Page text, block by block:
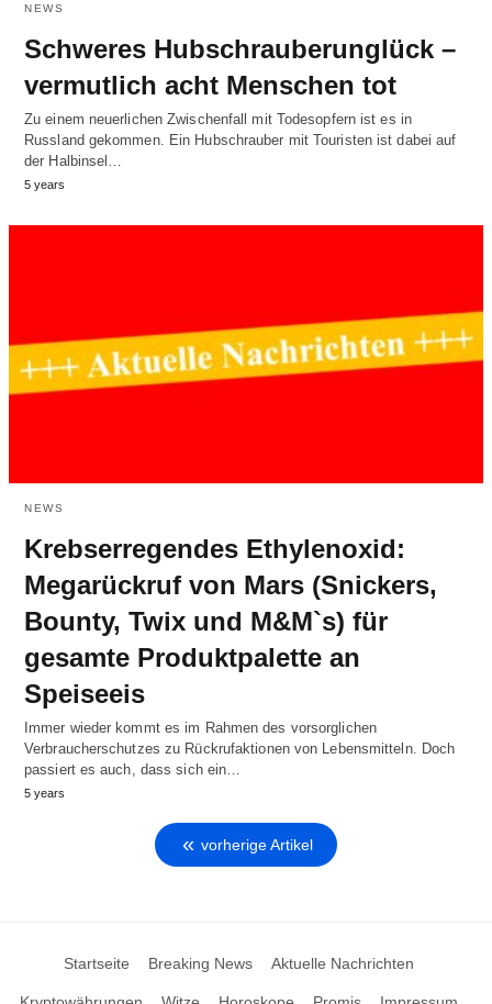
NEWS
Schweres Hubschrauberunglück –
vermutlich acht Menschen tot
Zu einem neuerlichen Zwischenfall mit Todesopfern ist es in
Russland gekommen. Ein Hubschrauber mit Touristen ist dabei auf
der Halbinsel…
5 years
NEWS
Krebserregendes Ethylenoxid:
Megarückruf von Mars (Snickers,
Bounty, Twix und M&M`s) für
gesamte Produktpalette an
Speiseeis
Immer wieder kommt es im Rahmen des vorsorglichen
Verbraucherschutzes zu Rückrufaktionen von Lebensmitteln. Doch
passiert es auch, dass sich ein…
5 years
vorherige Artikel
Startseite Breaking News Aktuelle Nachrichten